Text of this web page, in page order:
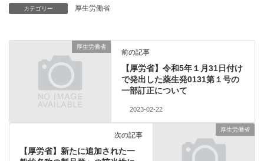
カテゴリー 厚生労働省
厚生労働省
前の記事
【厚労省】令和5年１月31日付け
で発出した薬生発0131第１号の
一部訂正について
2023-02-22
厚生労働省
次の記事
【厚労省】新たに追加された一